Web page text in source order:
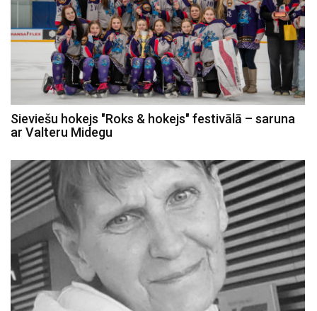
Sieviešu hokejs "Roks & hokejs" festivālā – saruna
ar Valteru Midegu